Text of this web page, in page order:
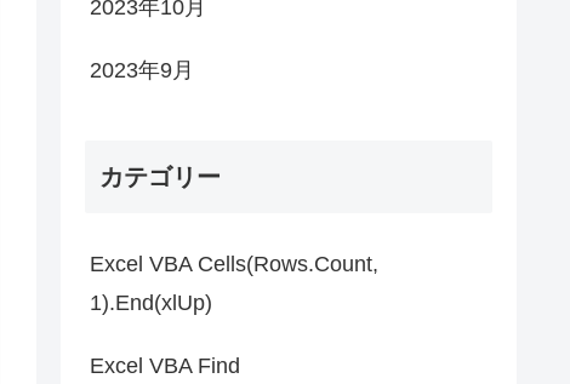
2023年10月
2023年9月
カテゴリー
Excel VBA Cells(Rows.Count,
1).End(xlUp)
Excel VBA Find